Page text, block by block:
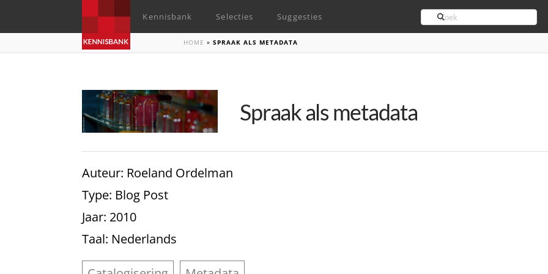
Kennisbank Selecties Suggesties Search
HOME »SPRAAK ALS METADATA
Spraak als metadata
Auteur: Roeland Ordelman
Type: Blog Post
Jaar: 2010
Taal: Nederlands